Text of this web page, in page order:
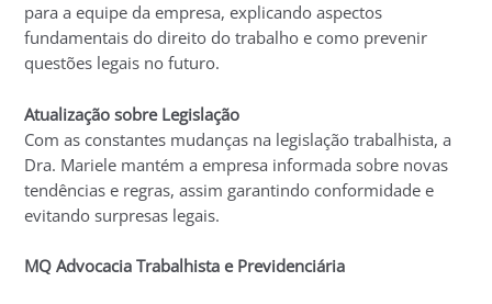
para a equipe da empresa, explicando aspectos
fundamentais do direito do trabalho e como prevenir
questões legais no futuro.
Atualização sobre Legislação
Com as constantes mudanças na legislação trabalhista, a
Dra. Mariele mantém a empresa informada sobre novas
tendências e regras, assim garantindo conformidade e
evitando surpresas legais.
MQ Advocacia Trabalhista e Previdenciária